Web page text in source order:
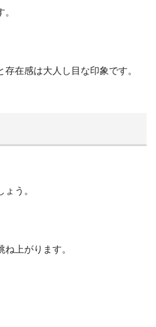
存在感は大人し目な印象です。
ょう。
上がります。